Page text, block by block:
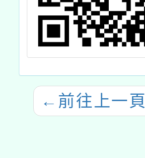
← 前往上一頁